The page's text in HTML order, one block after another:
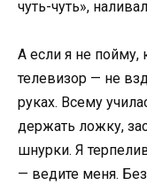
чуть-чуть»,
А если я не
телевизор — не
руках. Всему
держать ложку,
шнурки. Я
— ведите меня.